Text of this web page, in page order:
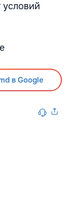
условий
в Google